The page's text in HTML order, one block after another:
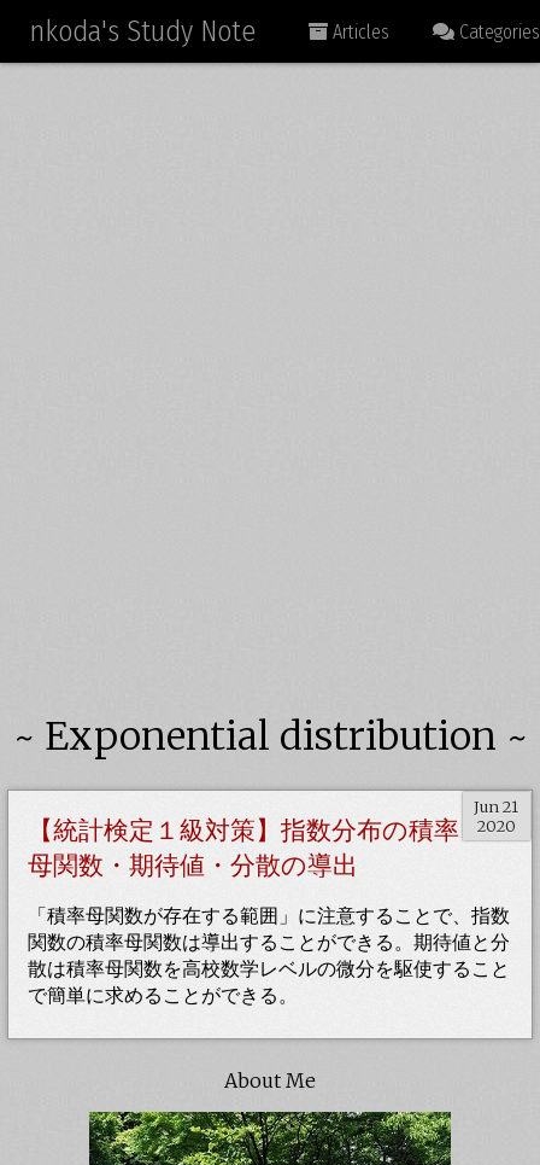
nkoda's Study Note Articles Categories
~ Exponential distribution ~
Jun 21
2020
【統計検定１級対策】指数分布の積率
母関数・期待値・分散の導出
「積率母関数が存在する範囲」に注意することで、指数
関数の積率母関数は導出することができる。期待値と分
散は積率母関数を高校数学レベルの微分を駆使すること
で簡単に求めることができる。
About Me